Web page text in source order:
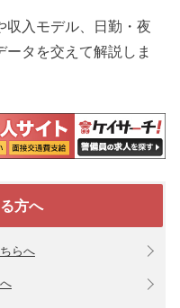
収入モデル、日勤・夜
タを交えて解説しま
方へ
らへ